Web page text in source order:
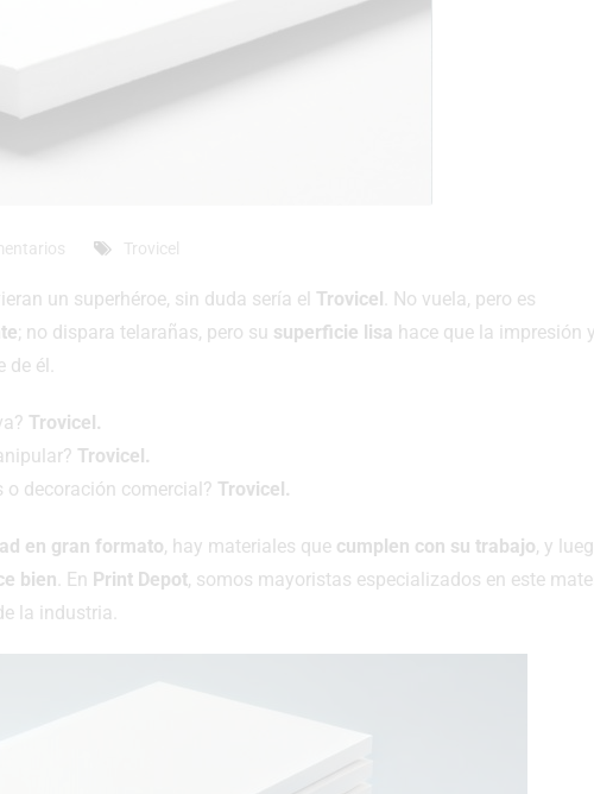
Trovicel
un superhéroe, sin duda sería el Trovicel . No vuela, pero es
; no dispara telarañas, pero su superficie lisa hace que la impresión
él.
Trovicel.
Trovicel.
o decoración comercial? Trovicel.
en gran formato, hay materiales que cumplen con su trabajo, y
bien . En Print Depot, somos mayoristas especializados en este
la industria.